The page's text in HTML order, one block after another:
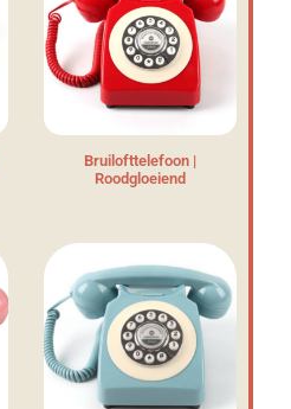
Bruilofttelefoon |
Roodgloeiend